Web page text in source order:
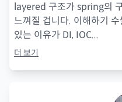
layered 구조가 spring의
느껴질 겁니다. 이해하기
있는 이유가 DI, IOC...
더 보기